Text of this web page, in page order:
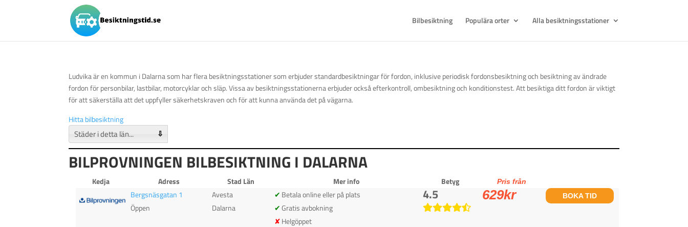
Bilbesiktning Populära orter Alla besiktningsstationer
Ludvika är en kommun i Dalarna som har flera besiktningsstationer som erbjuder standardbesiktningar för fordon, inklusive periodisk fordonsbesiktning och besiktning av ändrade
fordon för personbilar, lastbilar, motorcyklar och släp. Vissa av besiktningsstationerna erbjuder också efterkontroll, ombesiktning och konditionstest. Att besiktiga ditt fordon är viktigt
för att säkerställa att det uppfyller säkerhetskraven och för att kunna använda det på vägarna.
Hitta bilbesiktning
⇩
BILPROVNINGEN BILBESIKTNING I DALARNA
Kedja Adress Stad Län Mer info Betyg Pris från
Bergsnäsgatan 1
Öppen
Avesta
Dalarna
Betala online eller på plats
Gratis avbokning
Helgöppet
4.5 629kr BOKA TID